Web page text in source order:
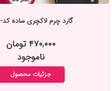
گارد چرم لاکچری ساده کد-۱۱۹۱۷۴
۴۷۰,۰۰۰ تومان
ناموجود
جزئیات محصول